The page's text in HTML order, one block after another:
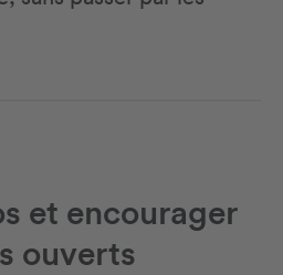
et encourager
ouverts